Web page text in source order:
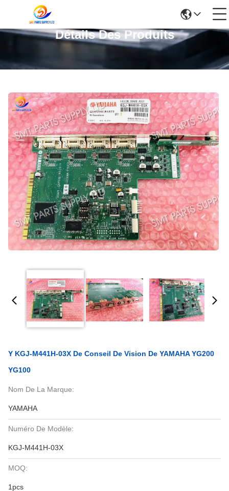
Détails Des Produits
Y KGJ-M441H-03X De Conseil De Vision De YAMAHA YG200
YG100
Nom De La Marque:
YAMAHA
Numéro De Modèle:
KGJ-M441H-03X
MOQ:
1pcs